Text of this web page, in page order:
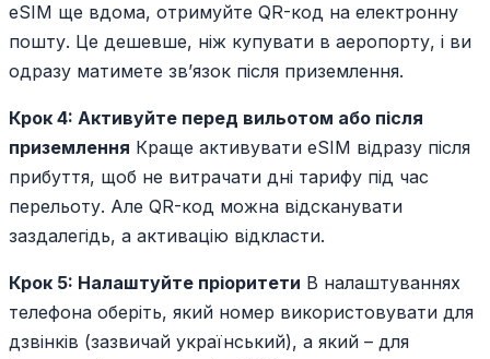
eSIM ще вдома, отримуйте QR-код на електронну
пошту. Це дешевше, ніж купувати в аеропорту, і ви
одразу матимете зв’язок після приземлення.
Крок 4: Активуйте перед вильотом або після
приземлення Краще активувати eSIM відразу після
прибуття, щоб не витрачати дні тарифу під час
перельоту. Але QR-код можна відсканувати
заздалегідь, а активацію відкласти.
Крок 5: Налаштуйте пріоритети В налаштуваннях
телефона оберіть, який номер використовувати для
дзвінків (зазвичай український), а який – для